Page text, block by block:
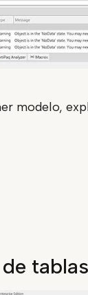
modelo,
tablas